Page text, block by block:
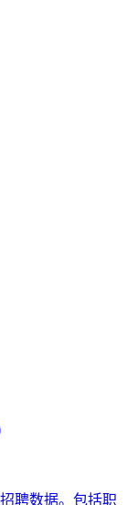
聘数据。包括职